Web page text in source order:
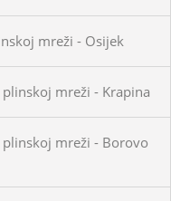
mreži - Osijek
mreži - Krapina
mreži - Borovo